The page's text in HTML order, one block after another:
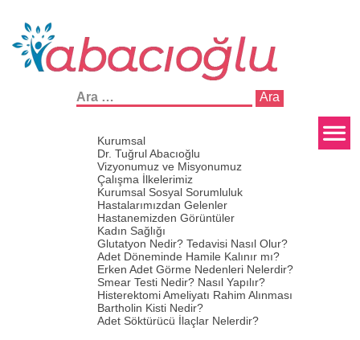
Arama:
Kurumsal
Dr. Tuğrul Abacıoğlu
Vizyonumuz ve Misyonumuz
Çalışma İlkelerimiz
Kurumsal Sosyal Sorumluluk
Hastalarımızdan Gelenler
Hastanemizden Görüntüler
Kadın Sağlığı
Glutatyon Nedir? Tedavisi Nasıl Olur?
Adet Döneminde Hamile Kalınır mı?
Erken Adet Görme Nedenleri Nelerdir?
Smear Testi Nedir? Nasıl Yapılır?
Histerektomi Ameliyatı Rahim Alınması
Bartholin Kisti Nedir?
Adet Söktürücü İlaçlar Nelerdir?